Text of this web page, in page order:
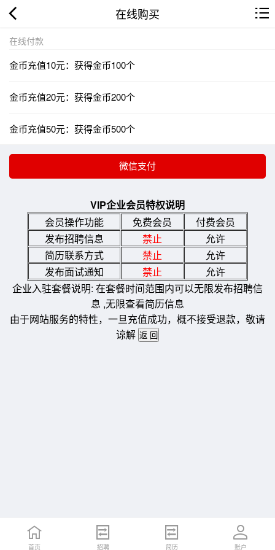
在线购买
在线付款
金币充值10元：获得金币100个
金币充值20元：获得金币200个
金币充值50元：获得金币500个
VIP企业会员特权说明
会员操作功能
免费会员
付费会员
发布招聘信息
禁止
允许
简历联系方式
禁止
允许
发布面试通知
禁止
允许
企业入驻套餐说明: 在套餐时间范围内可以无限发布招聘信
息 ,无限查看简历信息
由于网站服务的特性，一旦充值成功，概不接受退款，敬请
谅解
首页 招聘 简历 账户